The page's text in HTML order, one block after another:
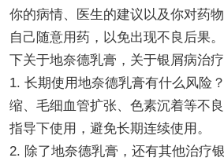
你的病情、医生的建议以及你对药
自己随意用药，以免出现不良后果
下关于地奈德乳膏，关于银屑病治
1. 长期使用地奈德乳膏有什么风险
缩、毛细血管扩张、色素沉着等不
指导下使用，避免长期连续使用。
2. 除了地奈德乳膏，还有其他治疗